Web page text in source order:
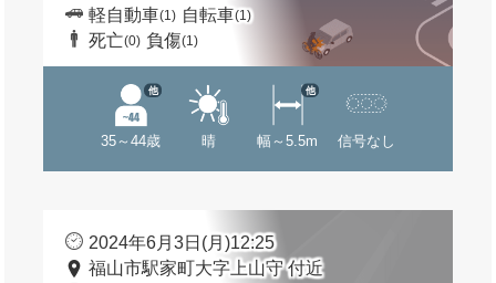
軽自動車(1) 自転車(1)
死亡(0) 負傷(1)
35～44歳
他
晴 幅～5.5m
他
信号なし
2024年6月3日(月)12:25
福山市駅家町大字上山守 付近